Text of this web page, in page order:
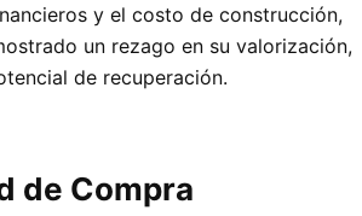
y el costo de construcción,
un rezago en su valorización,
de recuperación.
de Compra